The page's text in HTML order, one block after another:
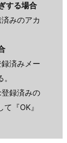
する場合
みのアカ
済みメー
録済みの
『OK』